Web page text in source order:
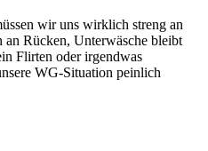
wir uns wirklich streng an
an Rücken, Unterwäsche bleibt
Flirten oder irgendwas
WG-Situation peinlich